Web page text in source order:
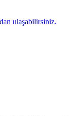
ulaşabilirsiniz.